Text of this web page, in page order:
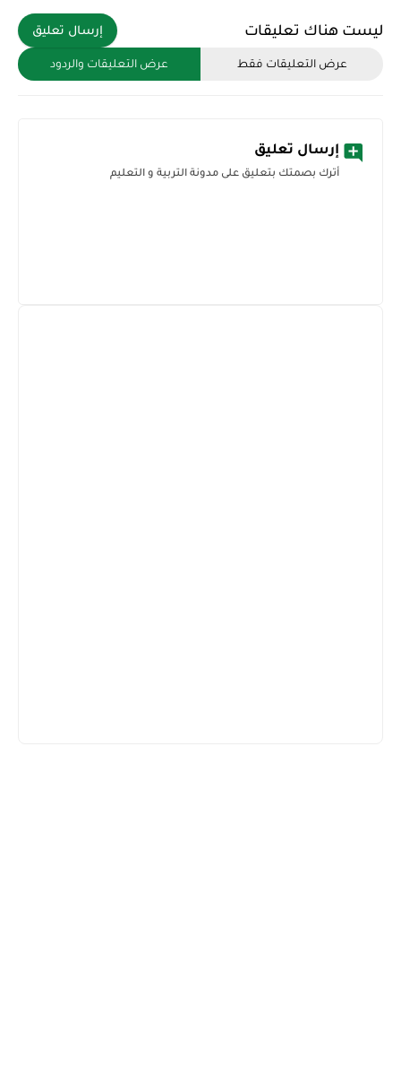
ليست هناك تعليقات إرسال تعليق
عرض التعليقات فقط عرض التعليقات والردود
إرسال تعليق
أترك بصمتك بتعليق على مدونة التربية و التعليم